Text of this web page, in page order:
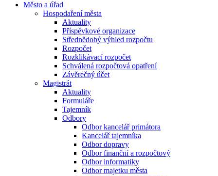
Město a úřad
Hospodaření města
Aktuality
Příspěvkové organizace
Střednědobý výhled rozpočtu
Rozpočet
Rozklikávací rozpočet
Schválená rozpočtová opatření
Závěrečný účet
Magistrát
Aktuality
Formuláře
Tajemník
Odbory
Odbor kancelář primátora
Kancelář tajemníka
Odbor dopravy
Odbor finanční a rozpočtový
Odbor informatiky
Odbor majetku města